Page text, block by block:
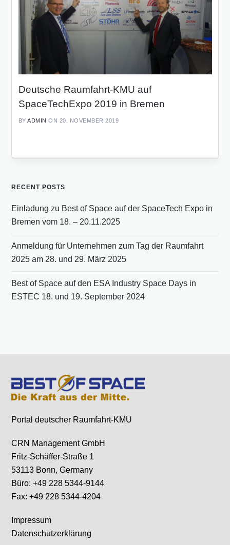
Deutsche Raumfahrt-KMU auf
SpaceTechExpo 2019 in Bremen
BY ADMIN ON 20. NOVEMBER 2019
RECENT POSTS
Einladung zu Best of Space auf der SpaceTech Expo in
Bremen vom 18. – 20.11.2025
Anmeldung für Unternehmen zum Tag der Raumfahrt
2025 am 28. und 29. März 2025
Best of Space auf den ESA Industry Space Days in
ESTEC 18. und 19. September 2024
Portal deutscher Raumfahrt-KMU
CRN Management GmbH
Fritz-Schäffer-Straße 1
53113 Bonn, Germany
Büro: +49 228 5344-9144
Fax: +49 228 5344-4204
Impressum
Datenschutzerklärung